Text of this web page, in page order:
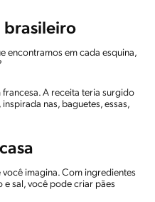
brasileiro
encontramos em cada esquina,
A receita teria surgido
nas, baguetes, essas,
imagina. Com ingredientes
e sal, você pode criar pães